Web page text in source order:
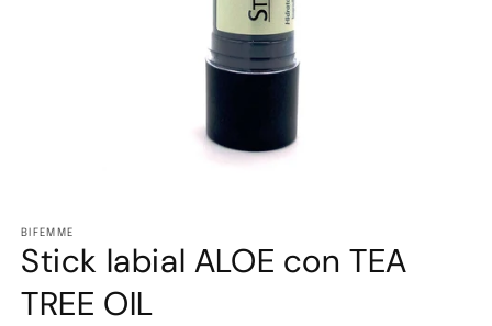
multimedia
1
en
ventana
modal
BIFEMME
Stick labial ALOE con TEA
TREE OIL